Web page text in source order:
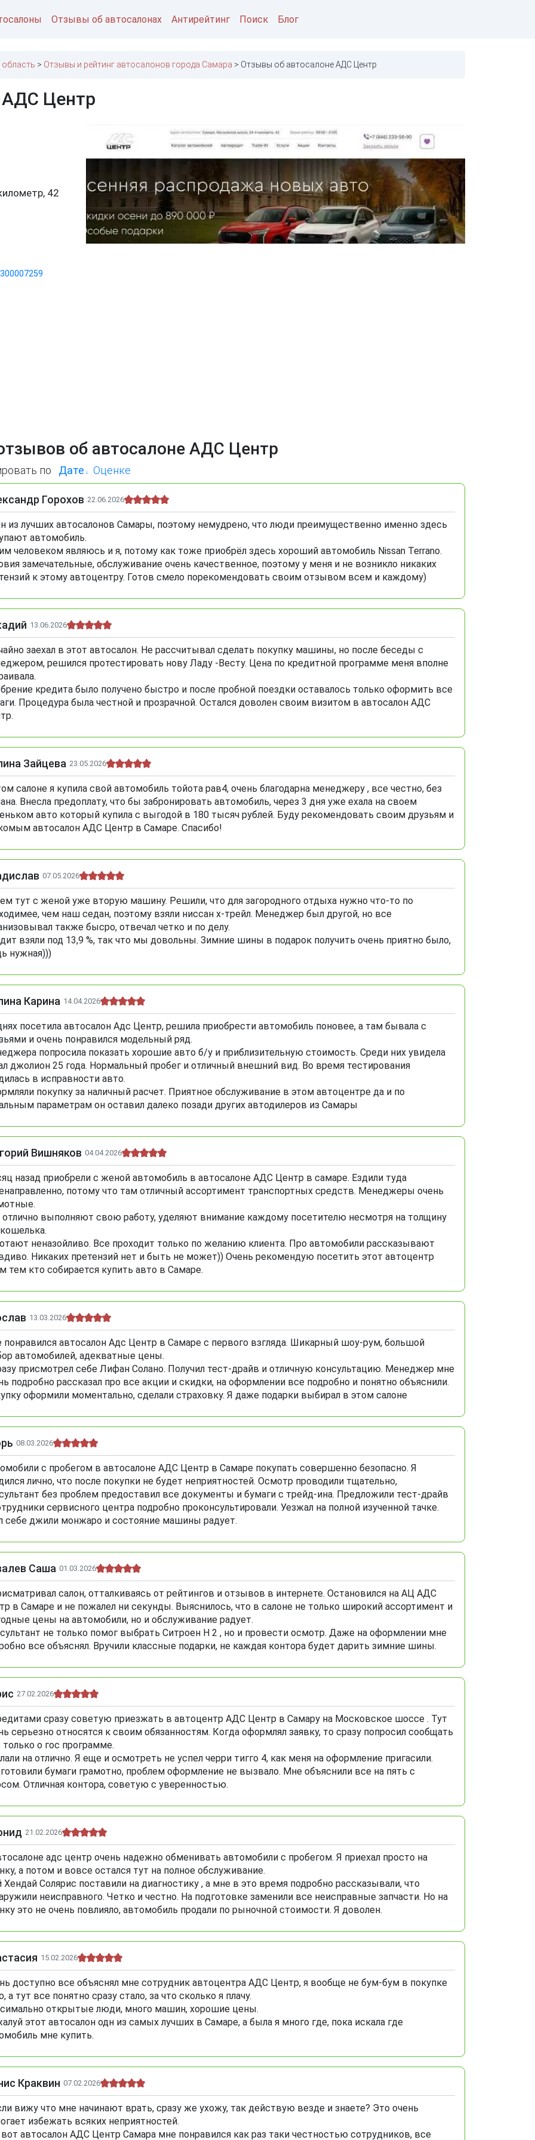
Отзывы об автосалонах Антирейтинг Поиск Блог
Отзывы и рейтинг автосалонов города Самара Отзывы об автосалоне АДС Центр
АДС Центр
42
об автосалоне АДС Центр
по Дате Оценке
Горохов 22.06.2026
из лучших автосалонов Самары, поэтому немудрено, что люди преимущественно именно здесь
автомобиль.
человеком являюсь и я, потому как тоже приобрёл здесь хороший автомобиль Nissan Terrano.
замечательные, обслуживание очень качественное, поэтому у меня и не возникло никаких
к этому автоцентру. Готов смело порекомендовать своим отзывом всем и каждому)
13.06.2026
заехал в этот автосалон. Не рассчитывал сделать покупку машины, но после беседы с
решился протестировать нову Ладу -Весту. Цена по кредитной программе меня вполне
кредита было получено быстро и после пробной поездки оставалось только оформить все
Процедура была честной и прозрачной. Остался доволен своим визитом в автосалон АДС
Зайцева 23.05.2026
салоне я купила свой автомобиль тойота рав4, очень благодарна менеджеру , все честно, без
Внесла предоплату, что бы забронировать автомобиль, через 3 дня уже ехала на своем
авто который купила с выгодой в 180 тысяч рублей. Буду рекомендовать своим друзьям и
автосалон АДС Центр в Самаре. Спасибо!
07.05.2026
тут с женой уже вторую машину. Решили, что для загородного отдыха нужно что-то по
чем наш седан, поэтому взяли ниссан х-трейл. Менеджер был другой, но все
также бысро, отвечал четко и по делу.
взяли под 13,9 %, так что мы довольны. Зимние шины в подарок получить очень приятно было,
нужная)))
Карина 14.04.2026
посетила автосалон Адс Центр, решила приобрести автомобиль поновее, а там бывала с
и очень понравился модельный ряд.
попросила показать хорошие авто б/у и приблизительную стоимость. Среди них увидела
джолион 25 года. Нормальный пробег и отличный внешний вид. Во время тестирования
в исправности авто.
покупку за наличный расчет. Приятное обслуживание в этом автоцентре да и по
параметрам он оставил далеко позади других автодилеров из Самары
Вишняков 04.04.2026
назад приобрели с женой автомобиль в автосалоне АДС Центр в самаре. Ездили туда
потому что там отличный ассортимент транспортных средств. Менеджеры очень
выполняют свою работу, уделяют внимание каждому посетителю несмотря на толщину
неназойливо. Все проходит только по желанию клиента. Про автомобили рассказывают
Никаких претензий нет и быть не может)) Очень рекомендую посетить этот автоцентр
тем кто собирается купить авто в Самаре.
13.03.2026
понравился автосалон Адс Центр в Самаре с первого взгляда. Шикарный шоу-рум, большой
автомобилей, адекватные цены.
присмотрел себе Лифан Солано. Получил тест-драйв и отличную консультацию. Менеджер мне
подробно рассказал про все акции и скидки, на оформлении все подробно и понятно объяснили.
оформили моментально, сделали страховку. Я даже подарки выбирал в этом салоне
08.03.2026
с пробегом в автосалоне АДС Центр в Самаре покупать совершенно безопасно. Я
лично, что после покупки не будет неприятностей. Осмотр проводили тщательно,
без проблем предоставил все документы и бумаги с трейд-ина. Предложили тест-драйв
сервисного центра подробно проконсультировали. Уезжал на полной изученной тачке.
себе джили монжаро и состояние машины радует.
Саша 01.03.2026
салон, отталкиваясь от рейтингов и отзывов в интернете. Остановился на АЦ АДС
в Самаре и не пожалел ни секунды. Выяснилось, что в салоне не только широкий ассортимент и
цены на автомобили, но и обслуживание радует.
не только помог выбрать Ситроен Н 2 , но и провести осмотр. Даже на оформлении мне
все объяснял. Вручили классные подарки, не каждая контора будет дарить зимние шины.
27.02.2026
сразу советую приезжать в автоцентр АДС Центр в Самару на Московское шоссе . Тут
серьезно относятся к своим обязанностям. Когда оформлял заявку, то сразу попросил сообщать
о гос программе.
на отлично. Я еще и осмотреть не успел черри тигго 4, как меня на оформление пригасили.
бумаги грамотно, проблем оформление не вызвало. Мне объяснили все на пять с
Отличная контора, советую с уверенностью.
21.02.2026
адс центр очень надежно обменивать автомобили с пробегом. Я приехал просто на
а потом и вовсе остался тут на полное обслуживание.
Хендай Солярис поставили на диагностику , а мне в это время подробно рассказывали, что
неисправного. Четко и честно. На подготовке заменили все неисправные запчасти. Но на
это не очень повлияло, автомобиль продали по рыночной стоимости. Я доволен.
15.02.2026
доступно все объяснял мне сотрудник автоцентра АДС Центр, я вообще не бум-бум в покупке
а тут все понятно сразу стало, за что сколько я плачу.
открытые люди, много машин, хорошие цены.
этот автосалон одн из самых лучших в Самаре, а была я много где, пока искала где
мне купить.
Краквин 07.02.2026
вижу что мне начинают врать, сразу же ухожу, так действую везде и знаете? Это очень
избежать всяких неприятностей.
вот автосалон АДС Центр Самара мне понравился как раз таки честностью сотрудников, все